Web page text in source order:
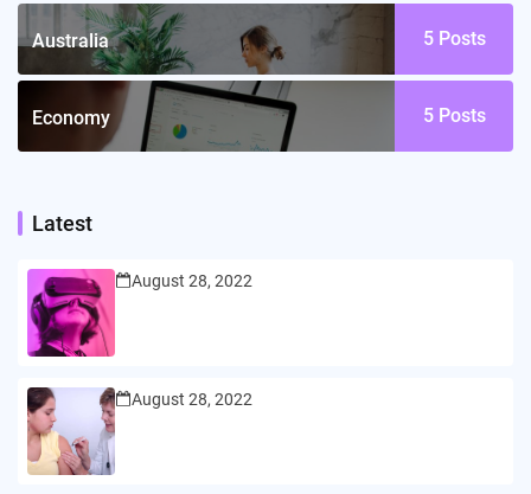
Australia 5Posts
Economy 5Posts
Latest
August 28, 2022
August 28, 2022